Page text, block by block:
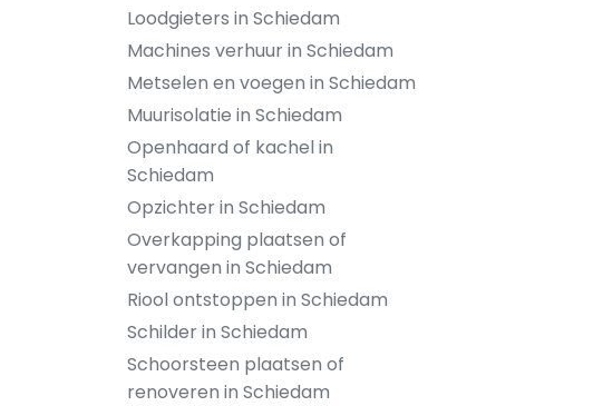
Loodgieters in Schiedam
Machines verhuur in Schiedam
Metselen en voegen in Schiedam
Muurisolatie in Schiedam
Openhaard of kachel in
Schiedam
Opzichter in Schiedam
Overkapping plaatsen of
vervangen in Schiedam
Riool ontstoppen in Schiedam
Schilder in Schiedam
Schoorsteen plaatsen of
renoveren in Schiedam